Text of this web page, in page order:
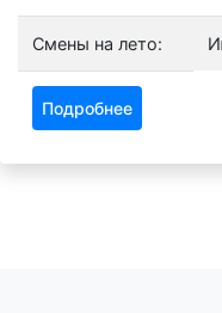
Смены на лето:
Подробнее